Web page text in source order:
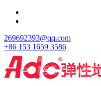
文
269692393@qq.com
+86 153 1659 3586